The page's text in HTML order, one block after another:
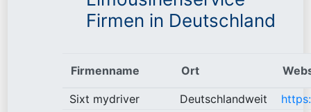
Firmen in Deutschland
Firmenname Ort
Sixt mydriver Deutschlandweit